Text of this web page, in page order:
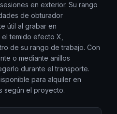
en exterior. Su rango
de obturador
útil al grabar en
temido efecto X,
de su rango de trabajo. Con
o mediante anillos
durante el transporte.
para alquiler en
según el proyecto.